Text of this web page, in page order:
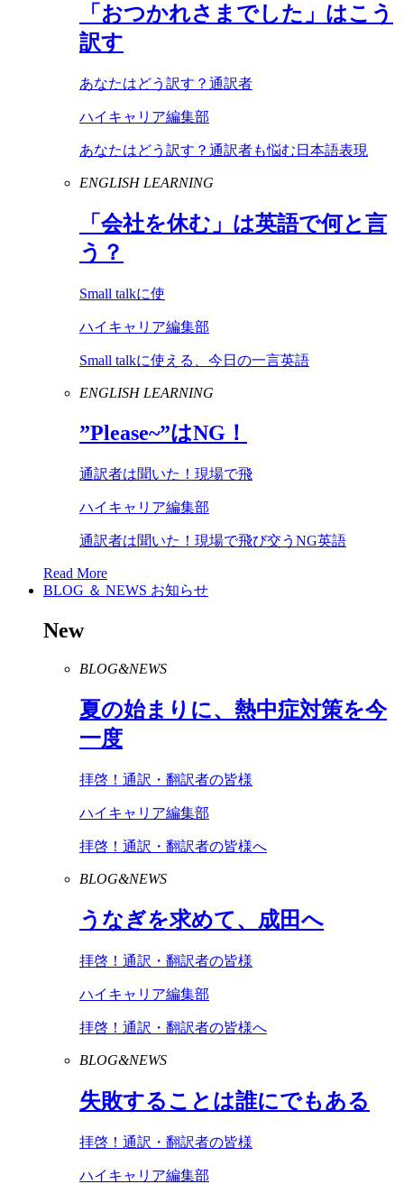
「おつかれさまでした」はこう
訳す
あなたはどう訳す？通訳者
ハイキャリア編集部
あなたはどう訳す？通訳者も悩む日本語表現
ENGLISH LEARNING
「会社を休む」は英語で何と言
う？
Small talkに使
ハイキャリア編集部
Small talkに使える、今日の一言英語
ENGLISH LEARNING
”Please~”はNG ！
通訳者は聞いた！現場で飛
ハイキャリア編集部
通訳者は聞いた！現場で飛び交うNG英語
Read More
BLOG ＆ NEWS お知らせ
New
BLOG&NEWS
夏の始まりに、熱中症対策を今
一度
拝啓！通訳・翻訳者の皆様
ハイキャリア編集部
拝啓！通訳・翻訳者の皆様へ
BLOG&NEWS
うなぎを求めて、成田へ
拝啓！通訳・翻訳者の皆様
ハイキャリア編集部
拝啓！通訳・翻訳者の皆様へ
BLOG&NEWS
失敗することは誰にでもある
拝啓！通訳・翻訳者の皆様
ハイキャリア編集部